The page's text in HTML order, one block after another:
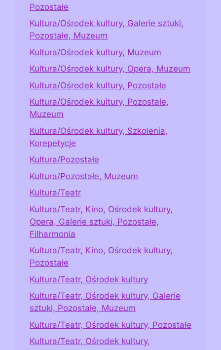
Pozostałe
Kultura/Ośrodek kultury, Galerie sztuki,
Pozostałe, Muzeum
Kultura/Ośrodek kultury, Muzeum
Kultura/Ośrodek kultury, Opera, Muzeum
Kultura/Ośrodek kultury, Pozostałe
Kultura/Ośrodek kultury, Pozostałe,
Muzeum
Kultura/Ośrodek kultury, Szkolenia,
Korepetycje
Kultura/Pozostałe
Kultura/Pozostałe, Muzeum
Kultura/Teatr
Kultura/Teatr, Kino, Ośrodek kultury,
Opera, Galerie sztuki, Pozostałe,
Filharmonia
Kultura/Teatr, Kino, Ośrodek kultury,
Pozostałe
Kultura/Teatr, Ośrodek kultury
Kultura/Teatr, Ośrodek kultury, Galerie
sztuki, Pozostałe, Muzeum
Kultura/Teatr, Ośrodek kultury, Pozostałe
Kultura/Teatr, Ośrodek kultury,